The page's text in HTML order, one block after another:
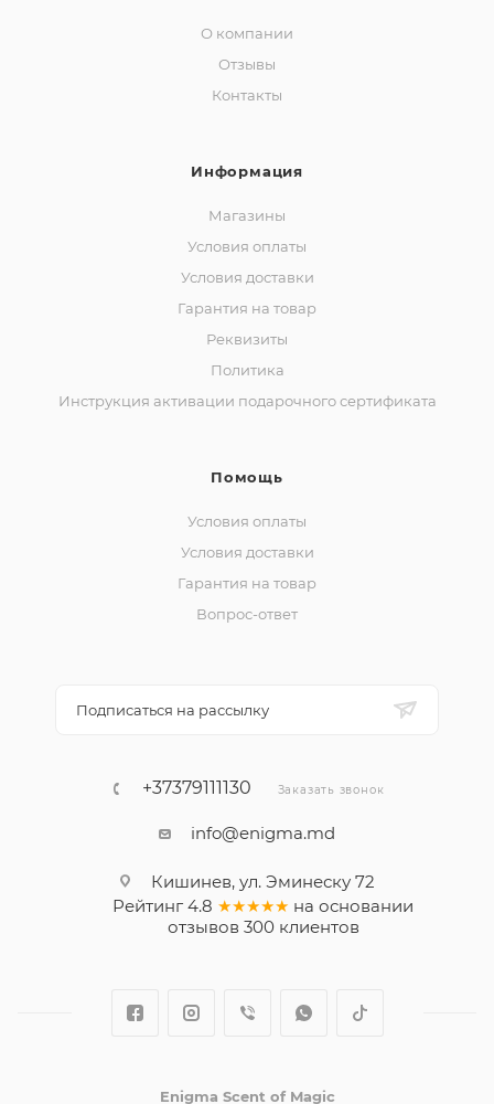
О компании
Отзывы
Контакты
Информация
Магазины
Условия оплаты
Условия доставки
Гарантия на товар
Реквизиты
Политика
Инструкция активации подарочного сертификата
Помощь
Условия оплаты
Условия доставки
Гарантия на товар
Вопрос-ответ
Подписаться на рассылку
+37379111130 Заказать звонок
info@enigma.md
Кишинев, ул. Эминеску 72
Рейтинг 4.8 ★★★★★ на основании
отзывов 300клиентов
Enigma Scent of Magic